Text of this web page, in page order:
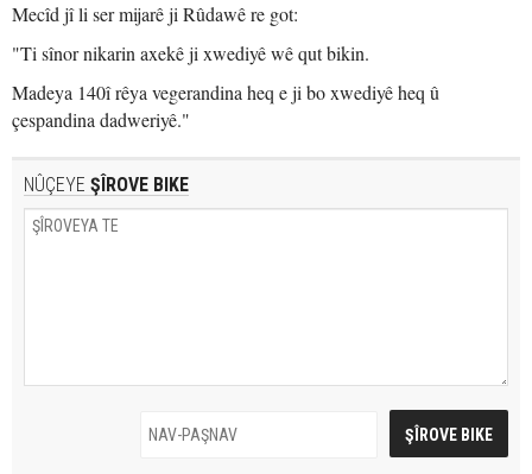
Mecîd jî li ser mijarê ji Rûdawê re got:
"Ti sînor nikarin axekê ji xwediyê wê qut bikin.
Madeya 140î rêya vegerandina heq e ji bo xwediyê heq û
çespandina dadweriyê."
NÛÇEYE ŞÎROVE BIKE